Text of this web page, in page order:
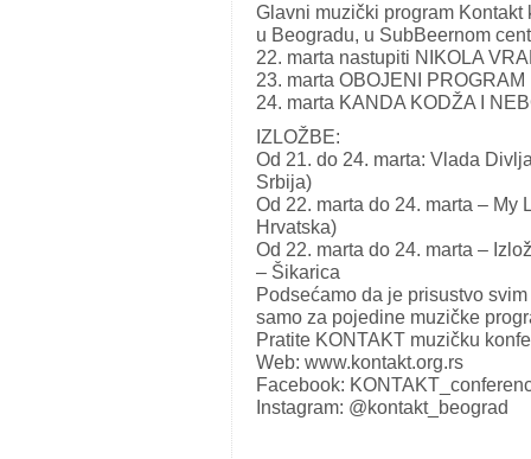
Glavni muzički program
u Beogradu, u SubBeernom
22. marta nastupiti NIKOLA
23. marta OBOJENI
24. marta KANDA KODŽA I
IZLOŽBE:
Od 21. do 24. marta: Vlada
Srbija)
Od 22. marta do 24. marta –
Hrvatska)
Od 22. marta do 24. marta –
– Šikarica
Podsećamo da je prisustvo
samo za pojedine muzičke
Pratite KONTAKT muzičku
Web: www.kontakt.org.rs
Facebook:
Instagram: @kontakt_beograd